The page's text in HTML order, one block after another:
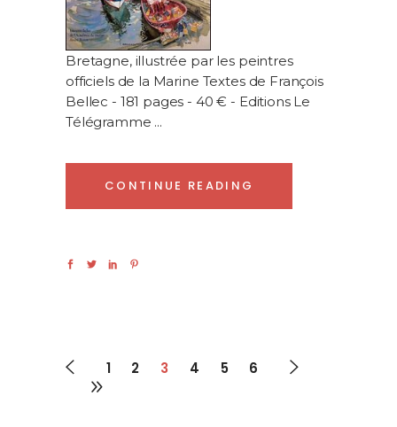
Bretagne, illustrée par les peintres
officiels de la Marine Textes de François
Bellec - 181 pages - 40 € - Editions Le
Télégramme
CONTINUE READING
1 2 3 4 5 6